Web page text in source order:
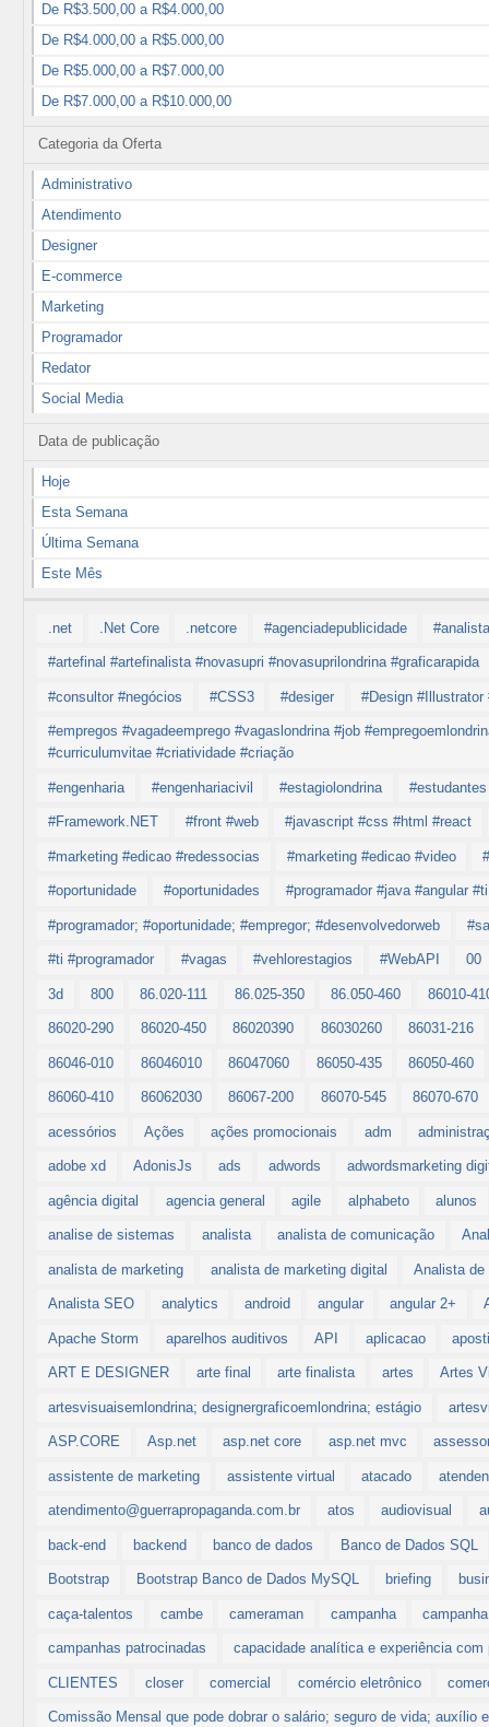
De R$3.500,00 a R$4.000,00
De R$4.000,00 a R$5.000,00
De R$5.000,00 a R$7.000,00
De R$7.000,00 a R$10.000,00
Categoria da Oferta
Administrativo
Atendimento
Designer
E-commerce
Marketing
Programador
Redator
Social Media
Data de publicação
Hoje
Esta Semana
Última Semana
Este Mês
.net .Net Core .netcore #agenciadepublicidade
#artefinal #artefinalista #novasupri #novasuprilondrina #graficarapida
#consultor #negócios #CSS3 #desiger #Design #Illustrator
#empregos #vagadeemprego #vagaslondrina #job
#curriculumvitae #criatividade #criação
#engenharia #engenhariacivil #estagiolondrina
#Framework.NET #front #web #javascript #css #html #react
#marketing #edicao #redessocias #marketing #edicao #video
#oportunidade #oportunidades #programador #java #angular
#programador; #oportunidade; #empregor; #desenvolvedorweb
#ti #programador #vagas #vehlorestagios #WebAPI 00
3d 800 86.020-111 86.025-350 86.050-460 86010-
86020-290 86020-450 86020390 86030260 86031-216
86046-010 86046010 86047060 86050-435 86050-460
86060-410 86062030 86067-200 86070-545 86070-670
acessórios Ações ações promocionais adm
adobe xd AdonisJs ads adwords adwordsmarketing
agência digital agencia general agile alphabeto alunos
analise de sistemas analista analista de comunicação
analista de marketing analista de marketing digital Analista
Analista SEO analytics android angular angular 2+
Apache Storm aparelhos auditivos API aplicacao
ART E DESIGNER arte final arte finalista artes Artes
artesvisuaisemlondrina; designergraficoemlondrina; estágio
ASP.CORE Asp.net asp.net core asp.net mvc
assistente de marketing assistente virtual atacado
atendimento@guerrapropaganda.com.br atos audiovisual
back-end backend banco de dados Banco de Dados SQL
Bootstrap Bootstrap Banco de Dados MySQL briefing
caça-talentos cambe cameraman campanha
campanhas patrocinadas capacidade analítica e experiência com
CLIENTES closer comercial comércio eletrônico
Comissão Mensal que pode dobrar o salário; seguro de vida; auxílio